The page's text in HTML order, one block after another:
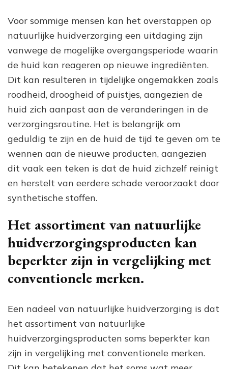
Voor sommige mensen kan het overstappen op
natuurlijke huidverzorging een uitdaging zijn
vanwege de mogelijke overgangsperiode waarin
de huid kan reageren op nieuwe ingrediënten.
Dit kan resulteren in tijdelijke ongemakken zoals
roodheid, droogheid of puistjes, aangezien de
huid zich aanpast aan de veranderingen in de
verzorgingsroutine. Het is belangrijk om
geduldig te zijn en de huid de tijd te geven om te
wennen aan de nieuwe producten, aangezien
dit vaak een teken is dat de huid zichzelf reinigt
en herstelt van eerdere schade veroorzaakt door
synthetische stoffen.
Het assortiment van natuurlijke
huidverzorgingsproducten kan
beperkter zijn in vergelijking met
conventionele merken.
Een nadeel van natuurlijke huidverzorging is dat
het assortiment van natuurlijke
huidverzorgingsproducten soms beperkter kan
zijn in vergelijking met conventionele merken.